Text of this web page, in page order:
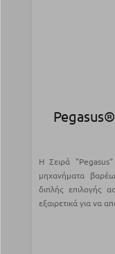
Η Σειρά
μηχανήματα
διπλής επιλογής
εξαιρετικά για να